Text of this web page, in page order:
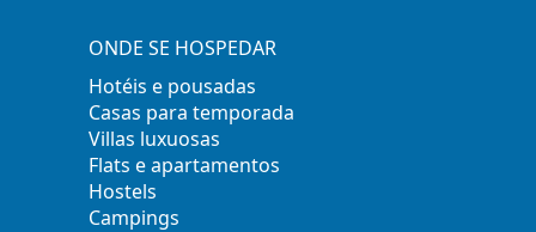
ONDE SE HOSPEDAR
Hotéis e pousadas
Casas para temporada
Villas luxuosas
Flats e apartamentos
Hostels
Campings